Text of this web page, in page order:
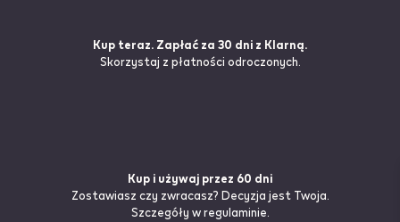
Kup teraz. Zapłać za 30 dni z Klarną.
Skorzystaj z płatności odroczonych.
Kup i używaj przez 60 dni
Zostawiasz czy zwracasz? Decyzja jest Twoja.
Szczegóły w regulaminie.